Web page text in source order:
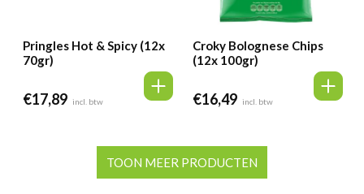
Pringles Hot & Spicy (12x
70gr)
€17,89 incl. btw
Croky Bolognese Chips
(12x 100gr)
€16,49 incl. btw
TOON MEER PRODUCTEN